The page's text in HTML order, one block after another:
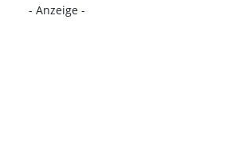
- Anzeige -